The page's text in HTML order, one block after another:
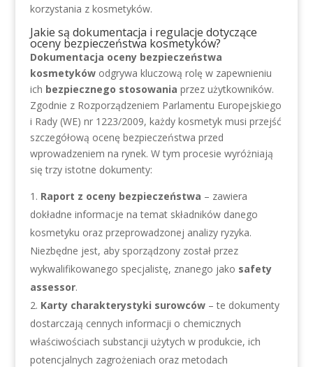
korzystania z kosmetyków.
Jakie są dokumentacja i regulacje dotyczące
oceny bezpieczeństwa kosmetyków?
Dokumentacja oceny bezpieczeństwa
kosmetykówodgrywa kluczową rolę w zapewnieniu
ich bezpiecznego stosowania przez użytkowników.
Zgodnie z Rozporządzeniem Parlamentu Europejskiego
i Rady (WE) nr 1223/2009, każdy kosmetyk musi przejść
szczegółową ocenę bezpieczeństwa przed
wprowadzeniem na rynek. W tym procesie wyróżniają
się trzy istotne dokumenty:
Raport z oceny bezpieczeństwa – zawiera
dokładne informacje na temat składników danego
kosmetyku oraz przeprowadzonej analizy ryzyka.
Niezbędne jest, aby sporządzony został przez
wykwalifikowanego specjalistę, znanego jako safety
assessor.
Karty charakterystyki surowców– te dokumenty
dostarczają cennych informacji o chemicznych
właściwościach substancji użytych w produkcie, ich
potencjalnych zagrożeniach oraz metodach